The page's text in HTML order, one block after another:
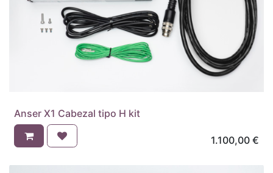
Anser X1 Cabezal tipo H kit
1.100,00 €